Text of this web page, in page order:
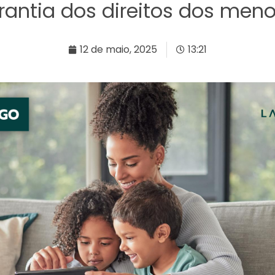
dos direitos dos
12 de maio, 2025 13:21